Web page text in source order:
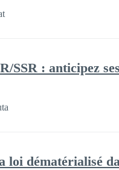
SSR : anticipez
loi dématérialisé